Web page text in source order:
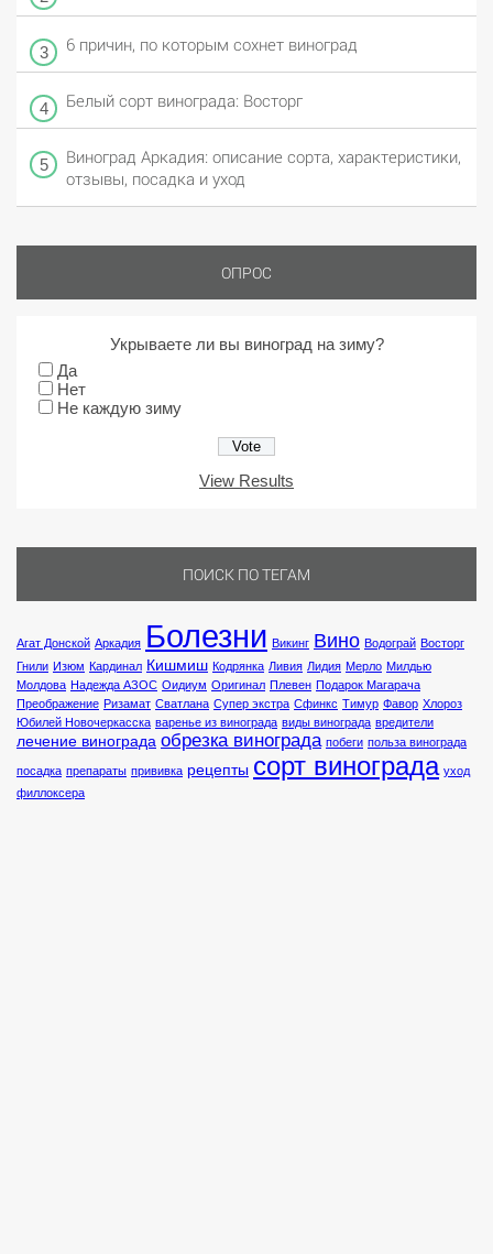
6 причин, по которым сохнет виноград
Белый сорт винограда: Восторг
Виноград Аркадия: описание сорта, характеристики,
отзывы, посадка и уход
ОПРОС
Укрываете ли вы виноград на зиму?
Да
Нет
Не каждую зиму
View Results
ПОИСК ПО ТЕГАМ
Агат Донской Аркадия Болезни Викинг Вино Водограй Восторг
Гнили Изюм Кардинал Кишмиш Кодрянка Ливия Лидия Мерло Милдью
Молдова Надежда АЗОС Оидиум Оригинал Плевен Подарок Магарача
Преображение Ризамат Сватлана Супер экстра Сфинкс Тимур Фавор Хлороз
Юбилей Новочеркасска варенье из винограда виды винограда вредители
лечение винограда обрезка винограда побеги польза винограда
посадка препараты прививка рецепты сорт винограда уход
филлоксера